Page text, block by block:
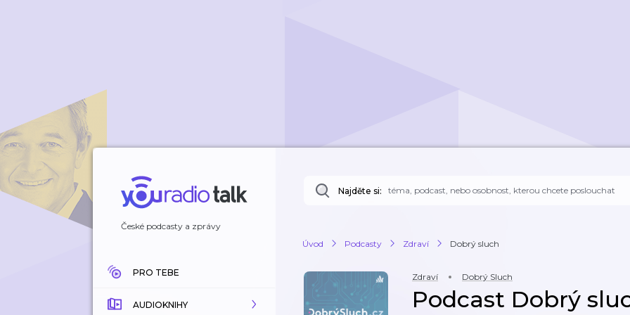
České podcasty a zprávy
PRO TEBE
AUDIOKNIHY
Najděte si:
Úvod Podcasty Zdraví Dobrý sluch
Zdraví Dobrý Sluch
Podcast Dobrý